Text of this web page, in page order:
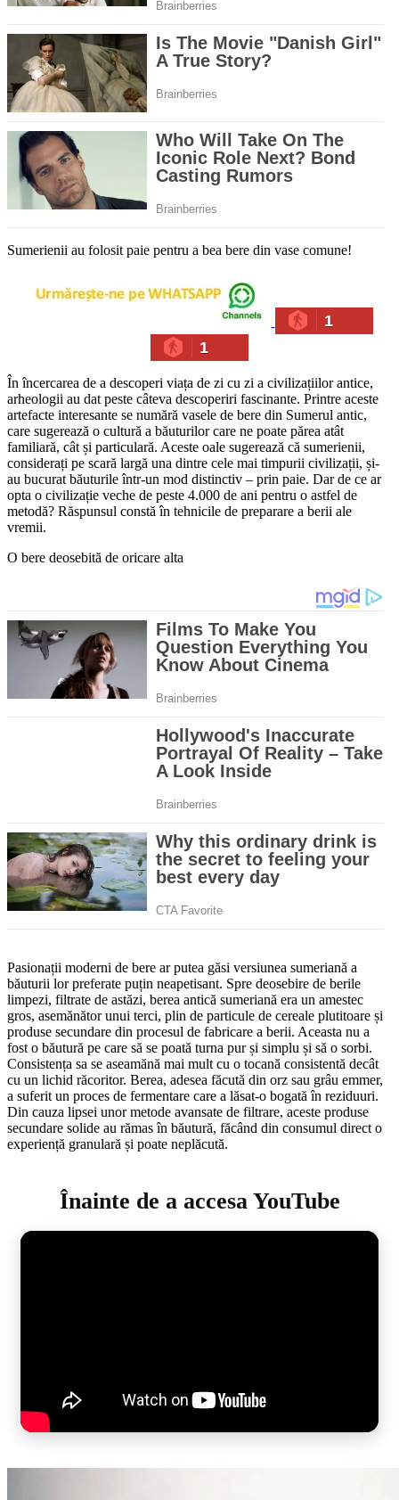
Sumerienii au folosit paie pentru a bea bere din vase comune!
1
1
În încercarea de a descoperi viața de zi cu zi a civilizațiilor antice,
arheologii au dat peste câteva descoperiri fascinante. Printre aceste
artefacte interesante se numără vasele de bere din Sumerul antic,
care sugerează o cultură a băuturilor care ne poate părea atât
familiară, cât și particulară. Aceste oale sugerează că sumerienii,
considerați pe scară largă una dintre cele mai timpurii civilizații, și-
au bucurat băuturile într-un mod distinctiv – prin paie. Dar de ce ar
opta o civilizație veche de peste 4.000 de ani pentru o astfel de
metodă? Răspunsul constă în tehnicile de preparare a berii ale
vremii.
O bere deosebită de oricare alta
Pasionații moderni de bere ar putea găsi versiunea sumeriană a
băuturii lor preferate puțin neapetisant. Spre deosebire de berile
limpezi, filtrate de astăzi, berea antică sumeriană era un amestec
gros, asemănător unui terci, plin de particule de cereale plutitoare și
produse secundare din procesul de fabricare a berii. Aceasta nu a
fost o băutură pe care să se poată turna pur și simplu și să o sorbi.
Consistența sa se aseamănă mai mult cu o tocană consistentă decât
cu un lichid răcoritor. Berea, adesea făcută din orz sau grâu emmer,
a suferit un proces de fermentare care a lăsat-o bogată în reziduuri.
Din cauza lipsei unor metode avansate de filtrare, aceste produse
secundare solide au rămas în băutură, făcând din consumul direct o
experiență granulară și poate neplăcută.
Înainte de a accesa YouTube